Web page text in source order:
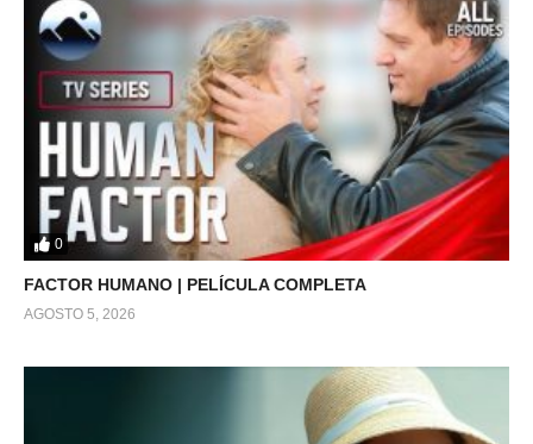
0
FACTOR HUMANO | PELÍCULA COMPLETA
AGOSTO 5, 2026